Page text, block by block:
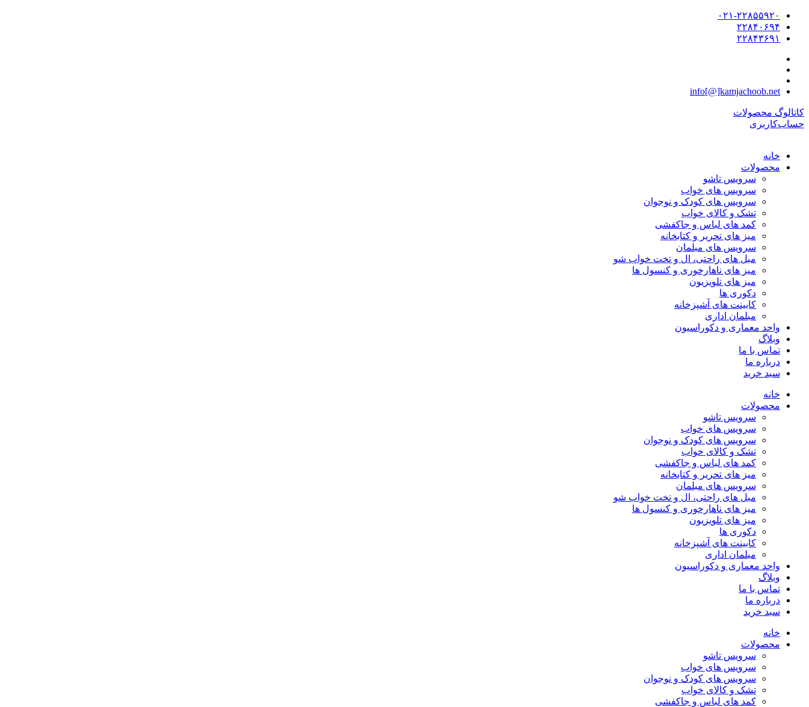
۰۲۱-۲۲۸۵۵۹۲۰
۲۲۸۴۰۶۹۴
۲۲۸۴۳۶۹۱
info[@]kamjachoob.net
کاتالوگ محصولات
حساب‌کاربری
خانه
محصولات
سرویس تاشو
سرویس های خواب
سرویس های کودک و نوجوان
تشک و کالای خواب
کمد های لباس و جاکفشی
میز های تحریر و کتابخانه
سرویس های مبلمان
مبل های راحتی، ال و تخت خواب شو
میز های ناهارخوری و کنسول ها
میز های تلویزیون
دکوری ها
کابینت های آشپزخانه
مبلمان اداری
واحد معماری و دکوراسیون
وبلاگ
تماس با ما
درباره ما
سبد خرید
خانه
محصولات
سرویس تاشو
سرویس های خواب
سرویس های کودک و نوجوان
تشک و کالای خواب
کمد های لباس و جاکفشی
میز های تحریر و کتابخانه
سرویس های مبلمان
مبل های راحتی، ال و تخت خواب شو
میز های ناهارخوری و کنسول ها
میز های تلویزیون
دکوری ها
کابینت های آشپزخانه
مبلمان اداری
واحد معماری و دکوراسیون
وبلاگ
تماس با ما
درباره ما
سبد خرید
خانه
محصولات
سرویس تاشو
سرویس های خواب
سرویس های کودک و نوجوان
تشک و کالای خواب
کمد های لباس و جاکفشی